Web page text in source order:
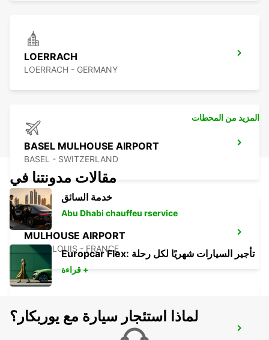
LOERRACH
LOERRACH - GERMANY
BASEL MULHOUSE AIRPORT
BASEL - SWITZERLAND
MULHOUSE AIRPORT
SAINT-LOUIS - FRANCE
PRATTELN GERBER BREAKDOWN
المزيد من المحطات
مقالات مدونتنا في
خدمة السائق
Abu Dhabi chauffeu rservice
Europcar Flex: تأجير السيارات شهريًا لكل رحلة
قراءة +
لماذا استئجار سيارة مع يوربكار؟